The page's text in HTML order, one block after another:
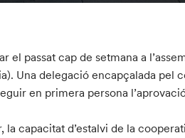
el passat cap de setmana a
Una delegació encapçalada pel
en primera persona
capacitat d’estalvi de la